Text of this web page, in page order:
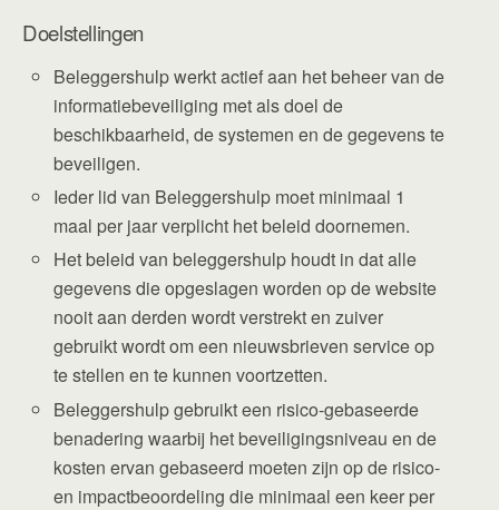
Doelstellingen
Beleggershulp werkt actief aan het beheer van de
informatiebeveiliging met als doel de
beschikbaarheid, de systemen en de gegevens te
beveiligen.
Ieder lid van Beleggershulp moet minimaal 1
maal per jaar verplicht het beleid doornemen.
Het beleid van beleggershulp houdt in dat alle
gegevens die opgeslagen worden op de website
nooit aan derden wordt verstrekt en zuiver
gebruikt wordt om een nieuwsbrieven service op
te stellen en te kunnen voortzetten.
Beleggershulp gebruikt een risico-gebaseerde
benadering waarbij het beveiligingsniveau en de
kosten ervan gebaseerd moeten zijn op de risico-
en impactbeoordeling die minimaal een keer per